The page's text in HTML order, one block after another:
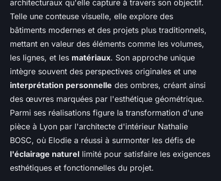
architecturaux qu'elle capture à travers son objectif.
Telle une conteuse visuelle, elle explore des
bâtiments modernes et des projets plus traditionnels,
mettant en valeur des éléments comme les volumes,
les lignes, et les matériaux. Son approche unique
intègre souvent des perspectives originales et une
interprétation personnelle des ombres, créant ainsi
des œuvres marquées par l'esthétique géométrique.
Parmi ses réalisations figure la transformation d'une
pièce à Lyon par l'architecte d'intérieur Nathalie
BOSC, où Elodie a réussi à surmonter les défis de
l'éclairage naturel limité pour satisfaire les exigences
esthétiques et fonctionnelles du projet.